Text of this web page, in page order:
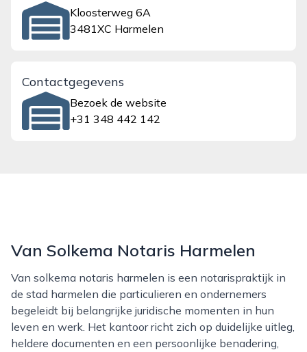
Kloosterweg 6A
3481XC Harmelen
Contactgegevens
Bezoek de website
+31 348 442 142
Van Solkema Notaris Harmelen
Van solkema notaris harmelen is een notarispraktijk in
de stad harmelen die particulieren en ondernemers
begeleidt bij belangrijke juridische momenten in hun
leven en werk. Het kantoor richt zich op duidelijke uitleg,
heldere documenten en een persoonlijke benadering,